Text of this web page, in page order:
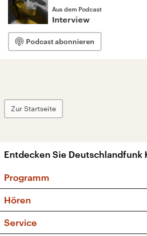
Aus dem Podcast
Interview
Podcast abonnieren
Zur Startseite
Entdecken Sie Deutschlandfunk
Programm
Sendungen und Podcasts
Musikliste
Hören
Service